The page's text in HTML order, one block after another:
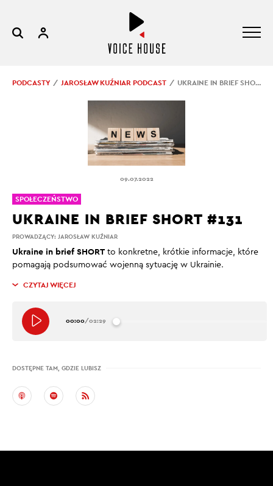
PODCASTY JAROSŁAW KUŹNIAR PODCAST UKRAINE IN BRIEF SHORT #131
09.07.2022
PROWADZĄCY: JAROSŁAW KUŹNIAR
UKRAINE IN BRIEF SHORT #131
Ukraine in brief SHORT to konkretne, krótkie informacje, które
pomagają podsumować wojenną sytuację w Ukrainie.
CZYTAJ WIĘCEJ
00:00/02:29
DOSTĘPNE TAM, GDZIE LUBISZ
SPOŁECZEŃSTWO